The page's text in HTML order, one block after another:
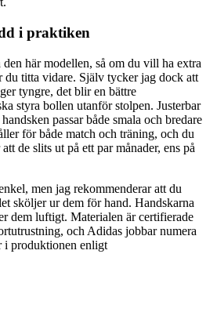
i praktiken
här modellen, så om du vill ha extra
du titta vidare. Själv tycker jag dock att
tyngre, det blir en bättre
styra bollen utanför stolpen. Justerbar
passar både smala och bredare
för både match och träning, och du
de slits ut på ett par månader, ens på
men jag rekommenderar att du
sköljer ur dem för hand. Handskarna
dem luftigt. Materialen är certifierade
och Adidas jobbar numera
i produktionen enligt